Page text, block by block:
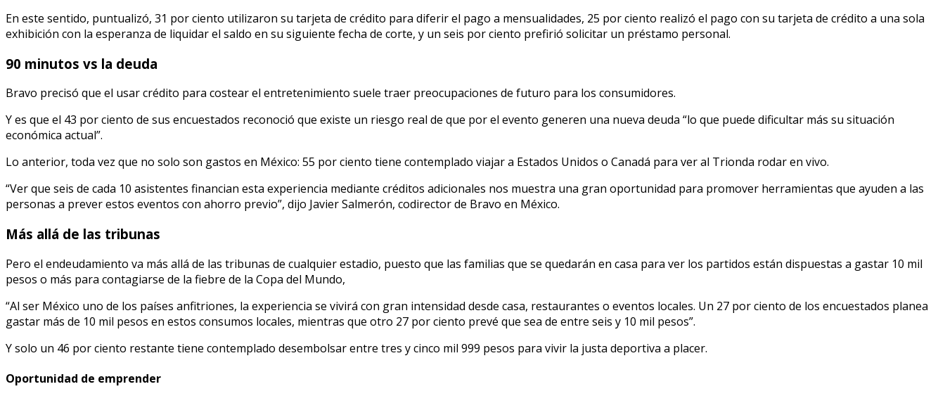
En este sentido, puntualizó, 31 por ciento utilizaron su tarjeta de crédito para diferir el pago a mensualidades, 25 por ciento realizó el pago con su tarjeta de crédito a una sola
exhibición con la esperanza de liquidar el saldo en su siguiente fecha de corte, y un seis por ciento prefirió solicitar un préstamo personal.
90 minutos vs la deuda
Bravo precisó que el usar crédito para costear el entretenimiento suele traer preocupaciones de futuro para los consumidores.
Y es que el 43 por ciento de sus encuestados reconoció que existe un riesgo real de que por el evento generen una nueva deuda “lo que puede dificultar más su situación
económica actual”.
Lo anterior, toda vez que no solo son gastos en México: 55 por ciento tiene contemplado viajar a Estados Unidos o Canadá para ver al Trionda rodar en vivo.
“Ver que seis de cada 10 asistentes financian esta experiencia mediante créditos adicionales nos muestra una gran oportunidad para promover herramientas que ayuden a las
personas a prever estos eventos con ahorro previo”, dijo Javier Salmerón, codirector de Bravo en México.
Más allá de las tribunas
Pero el endeudamiento va más allá de las tribunas de cualquier estadio, puesto que las familias que se quedarán en casa para ver los partidos están dispuestas a gastar 10 mil
pesos o más para contagiarse de la fiebre de la Copa del Mundo,
“Al ser México uno de los países anfitriones, la experiencia se vivirá con gran intensidad desde casa, restaurantes o eventos locales. Un 27 por ciento de los encuestados planea
gastar más de 10 mil pesos en estos consumos locales, mientras que otro 27 por ciento prevé que sea de entre seis y 10 mil pesos”.
Y solo un 46 por ciento restante tiene contemplado desembolsar entre tres y cinco mil 999 pesos para vivir la justa deportiva a placer.
Oportunidad de emprender